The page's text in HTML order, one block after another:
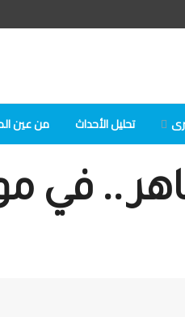
تحلیل الأحداث من عين
.. في